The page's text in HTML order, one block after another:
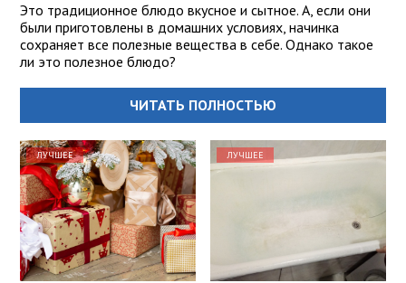
Это традиционное блюдо вкусное и сытное. А, если они
были приготовлены в домашних условиях, начинка
сохраняет все полезные вещества в себе. Однако такое
ли это полезное блюдо?
ЧИТАТЬ ПОЛНОСТЬЮ
ЛУЧШЕЕ ЛУЧШЕЕ